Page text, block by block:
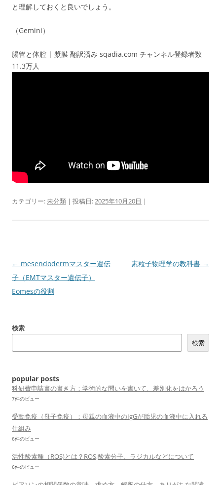
と理解しておくと良いでしょう。
（Gemini）
腸管と体腔 | 漿膜 翻訳済み sqadia.com チャンネル登録者数
11.3万人
カテゴリー:未分類 | 投稿日:2025年10月20日 |
投
稿
ナ
ー
← mesendodermマスター遺伝
子（EMTマスター遺伝子）
Eomesの役割
素粒子物理学の教科書 →
検索
検索
popular posts
科研費申請書の書き方：学術的な問いを書いて、差別化をはかろう
7件のビュー
受動免疫（母子免疫）：母親の血液中のIgGが胎児の血液中に入れる
仕組み
6件のビュー
活性酸素種（ROS)とは？ROS,酸素分子、ラジカルなどについて
6件のビュー